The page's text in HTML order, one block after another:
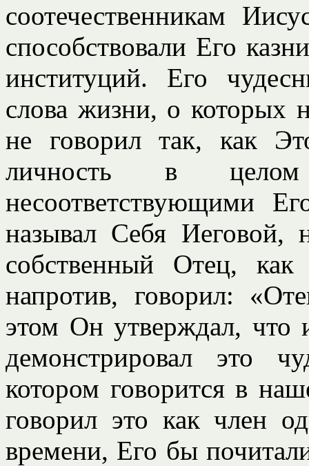
соотечественникам
способствовали Его
институций. Его
слова жизни, о которых
не говорил так, как
личность в целом
несоответствующими
называл Себя
собственный Отец,
напротив, говорил:
этом Он утверждал, что
демонстрировал это
котором говорится в
говорил это как член
времени, Его бы